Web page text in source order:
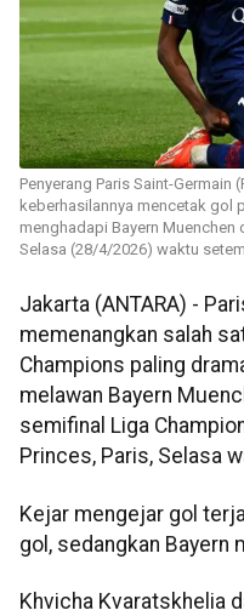
Penyerang Paris Saint-Germain
keberhasilannya mencetak gol
menghadapi Bayern Muenchen
Selasa (28/4/2026) waktu
Jakarta (ANTARA) -
memenangkan salah
Champions paling
melawan Bayern
semifinal Liga
Princes, Paris, Selasa
Kejar mengejar gol
gol, sedangkan Bayern
Khvicha Kvaratskhelia